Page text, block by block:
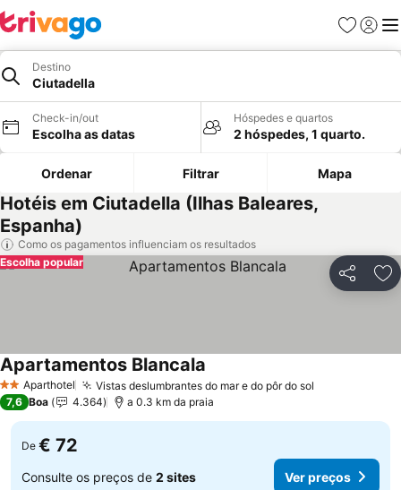
Favoritos
Iniciar
Destino
Ciutadella
Check-in/out
Escolha as datas
Hóspedes e quartos
2 hóspedes, 1 quarto.
Ordenar Filtrar Mapa
Hotéis em Ciutadella (Ilhas Baleares,
Espanha)
Como os pagamentos influenciam os resultados
Partilhar
Escolha popular
2 EstrelasAparthotel Vistas deslumbrantes do mar e do pôr do sol
Apartamentos Blancala
7,6 Boa 4.364 a 0.3 km da praia
De € 72
Consulte os preços de 2 sites Ver preços